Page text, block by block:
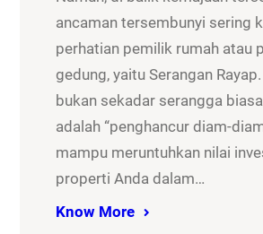
ancaman tersembunyi sering
perhatian pemilik rumah atau
gedung, yaitu Serangan
bukan sekadar serangga
adalah “penghancur diam-
mampu meruntuhkan nilai
properti Anda dalam…
Know More